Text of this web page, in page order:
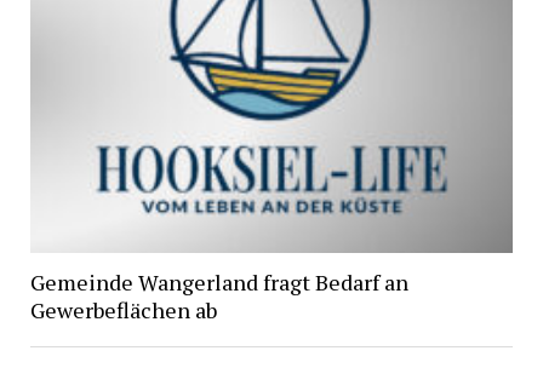
Gemeinde Wangerland fragt Bedarf an
Gewerbeflächen ab